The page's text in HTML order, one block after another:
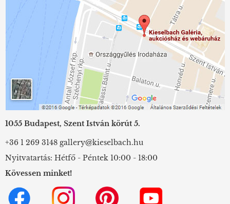
1055 Budapest, Szent István körút 5.
+36 1 269 3148 gallery@kieselbach.hu
Nyitvatartás: Hétfő - Péntek 10:00 - 18:00
Kövessen minket!